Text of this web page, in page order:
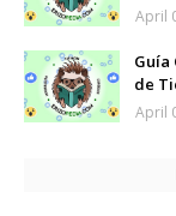
April
Guía
de
April